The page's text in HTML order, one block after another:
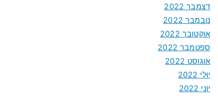
דצמבר 2022
נובמבר 2022
אוקטובר 2022
ספטמבר 2022
אוגוסט 2022
יולי 2022
יוני 2022